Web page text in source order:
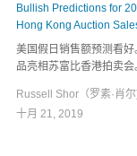
Bullish Predictions for
Hong Kong Auction
美国假日销售额预测看
品亮相苏富比香港拍卖会
Russell Shor（罗素·肖
十月 21, 2019